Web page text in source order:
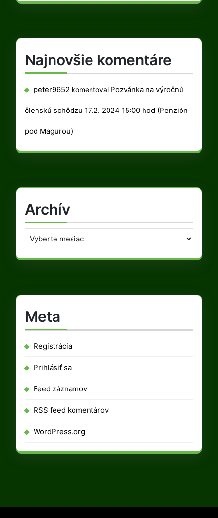
Najnovšie komentáre
peter9652 komentoval Pozvánka na výročnú
členskú schôdzu 17.2. 2024 15:00 hod (Penzión
pod Magurou)
Archív
Meta
Registrácia
Prihlásiť sa
Feed záznamov
RSS feed komentárov
WordPress.org